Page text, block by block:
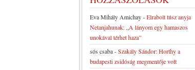
Eva Mihály Amichay-Elrabolt túsz anyja
Netanjahunak: „A lányom egy hamaszos
unokával térhet haza”
sós csaba-Szakály Sándor: Horthy a
budapesti zsidóság megmentője volt